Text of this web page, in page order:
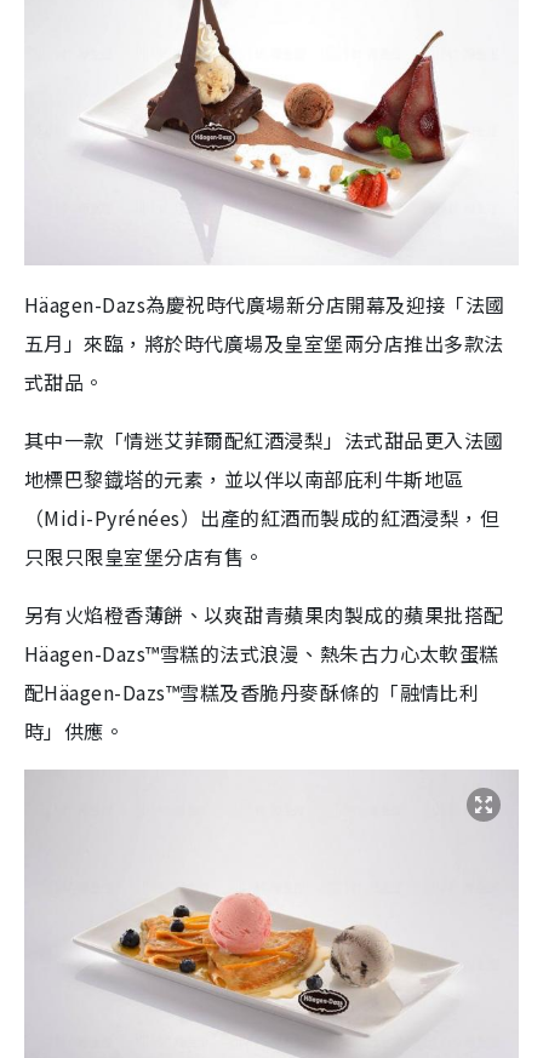
Häagen-Dazs為慶祝時代廣場新分店開幕及迎接「法國
五月」來臨，將於時代廣場及皇室堡兩分店推出多款法
式甜品。
其中一款「情迷艾菲爾配紅酒浸梨」法式甜品更入法國
地標巴黎鐡塔的元素，並以伴以南部庇利牛斯地區
（Midi-Pyrénées）出產的紅酒而製成的紅酒浸梨，但
只限只限皇室堡分店有售。
另有火焰橙香薄餅、以爽甜青蘋果肉製成的蘋果批搭配
Häagen-Dazs™雪糕的法式浪漫、熱朱古力心太軟蛋糕
配Häagen-Dazs™雪糕及香脆丹麥酥條的「融情比利
時」供應。